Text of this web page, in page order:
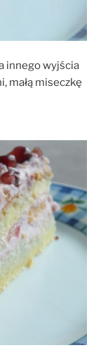
innego wyjścia
małą miseczkę